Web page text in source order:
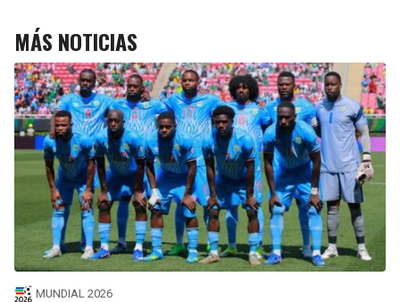
MÁS NOTICIAS
MUNDIAL 2026